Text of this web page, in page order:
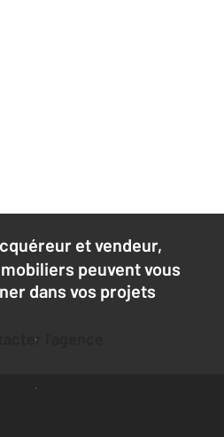
et vendeur,
peuvent vous
dans vos projets
l'agence
une estimation